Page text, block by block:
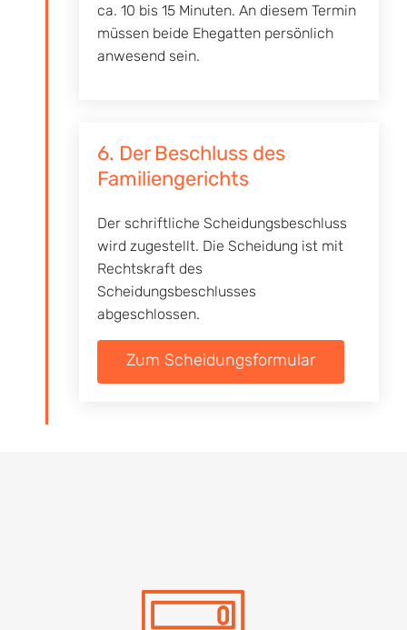
ca. 10 bis 15 Minuten. An diesem Termin
müssen beide Ehegatten persönlich
anwesend sein.
6. Der Beschluss des
Familiengerichts
Der schriftliche Scheidungsbeschluss
wird zugestellt. Die Scheidung ist mit
Rechtskraft des
Scheidungsbeschlusses
abgeschlossen.
Zum Scheidungsformular